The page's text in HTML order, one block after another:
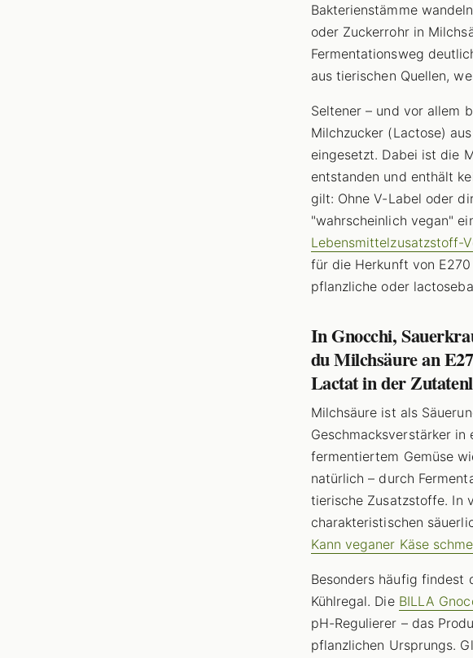
Bakterienstämme
oder Zuckerrohr in
Fermentationsweg
aus tierischen Quellen,
Seltener – und vor allem
Milchzucker (Lactose)
eingesetzt. Dabei ist die
entstanden und enthält
gilt: Ohne V-Label oder
"wahrscheinlich vegan"
Lebensmittelzusatzstoff-
für die Herkunft von
pflanzliche oder
In Gnocchi,
du Milchsäure an
Lactat in der
Milchsäure ist als
Geschmacksverstärker in
fermentiertem Gemüse
natürlich – durch
tierische Zusatzstoffe. In
charakteristischen
Kann veganer Käse
Besonders häufig findest
Kühlregal. Die BILLA
pH-Regulierer – das
pflanzlichen Ursprungs.